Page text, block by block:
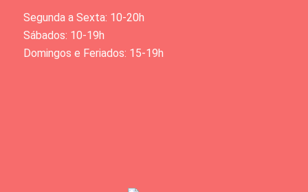
Segunda a Sexta: 10-20h
Sábados: 10-19h
Domingos e Feriados: 15-19h